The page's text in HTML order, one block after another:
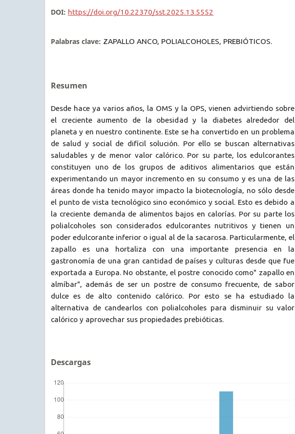
DOI: https://doi.org/10.22370/sst.2025.13.5552
Palabras clave: ZAPALLO ANCO, POLIALCOHOLES, PREBIÓTICOS.
Resumen
Desde hace ya varios años, la OMS y la OPS, vienen advirtiendo sobre
el creciente aumento de la obesidad y la diabetes alrededor del
planeta y en nuestro continente. Este se ha convertido en un problema
de salud y social de difícil solución. Por ello se buscan alternativas
saludables y de menor valor calórico. Por su parte, los edulcorantes
constituyen uno de los grupos de aditivos alimentarios que están
experimentando un mayor incremento en su consumo y es una de las
áreas donde ha tenido mayor impacto la biotecnología, no sólo desde
el punto de vista tecnológico sino económico y social. Esto es debido a
la creciente demanda de alimentos bajos en calorías. Por su parte los
polialcoholes son considerados edulcorantes nutritivos y tienen un
poder edulcorante inferior o igual al de la sacarosa. Particularmente, el
zapallo es una hortaliza con una importante presencia en la
gastronomía de una gran cantidad de países y culturas desde que fue
exportada a Europa. No obstante, el postre conocido como" zapallo en
almíbar", además de ser un postre de consumo frecuente, de sabor
dulce es de alto contenido calórico. Por esto se ha estudiado la
alternativa de candearlos con polialcoholes para disminuir su valor
calórico y aprovechar sus propiedades prebióticas.
Descargas